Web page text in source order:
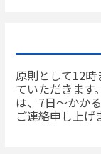
原則として12
ていただきます
は、7日～かか
ご連絡申し上げ